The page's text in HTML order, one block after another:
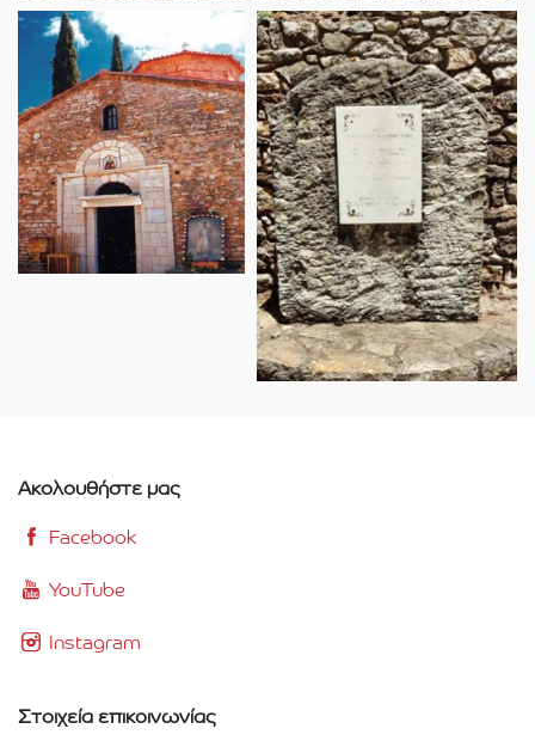
Ακολουθήστε μας
Facebook
YouTube
Instagram
Στοιχεία επικοινωνίας